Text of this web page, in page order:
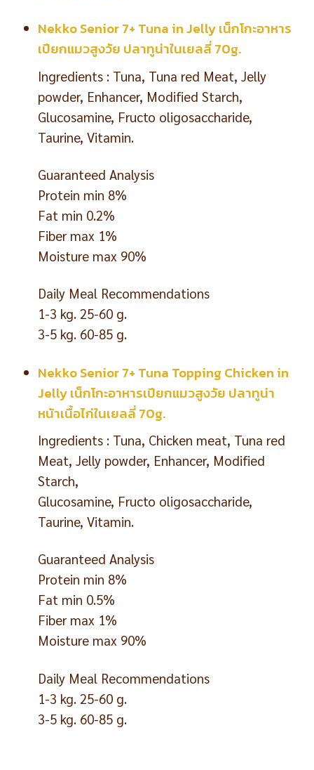
Nekko Senior 7+ Tuna in Jelly เน็กโกะอาหาร
เปียกแมวสูงวัย ปลาทูน่าในเยลลี่ 70g.
Ingredients : Tuna, Tuna red Meat, Jelly
powder, Enhancer, Modified Starch,
Glucosamine, Fructo oligosaccharide,
Taurine, Vitamin.
Guaranteed Analysis
Protein min 8%
Fat min 0.2%
Fiber max 1%
Moisture max 90%
Daily Meal Recommendations
1-3 kg. 25-60 g.
3-5 kg. 60-85 g.
Nekko Senior 7+ Tuna Topping Chicken in
Jelly เน็กโกะอาหารเปียกแมวสูงวัย ปลาทูน่า
หน้าเนื้อไก่ในเยลลี่ 70g.
Ingredients : Tuna, Chicken meat, Tuna red
Meat, Jelly powder, Enhancer, Modified
Starch,
Glucosamine, Fructo oligosaccharide,
Taurine, Vitamin.
Guaranteed Analysis
Protein min 8%
Fat min 0.5%
Fiber max 1%
Moisture max 90%
Daily Meal Recommendations
1-3 kg. 25-60 g.
3-5 kg. 60-85 g.